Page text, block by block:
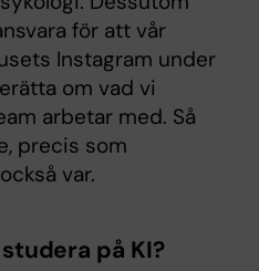
för att vår
Instagram under
om vad vi
arbetar med. Så
precis som
var.
på KI?